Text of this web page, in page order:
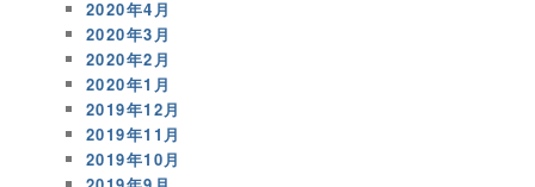
2020年4月
2020年3月
2020年2月
2020年1月
2019年12月
2019年11月
2019年10月